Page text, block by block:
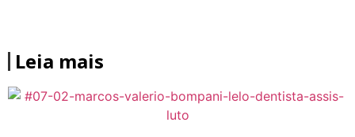
Leia mais